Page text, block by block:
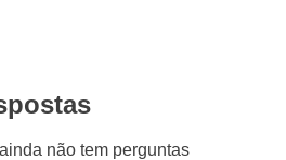
não tem perguntas